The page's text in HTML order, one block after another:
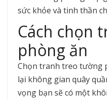
sức khỏe và tinh thần
Cách chọn
phòng ăn
Chọn tranh treo tường
lại không gian quây
vọng bạn sẽ có một